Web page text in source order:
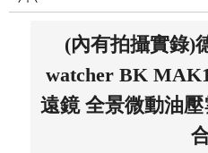
(內有拍攝實錄)
watcher BK
遠鏡 全景微動油